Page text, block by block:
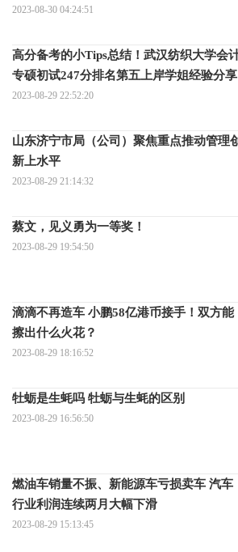
2023-08-30 04:24:51
高分备考的小Tips总结！武汉纺织大学会
专硕初试247分排名第五上岸学姐经验分享
2023-08-29 22:52:20
山东济宁市局（公司）聚焦重点推动管理
新上水平
2023-08-29 21:14:32
蔡文，见义勇为一等奖！
2023-08-29 19:54:50
滴滴不再造车 小鹏58亿港币接手！双方能
擦出什么火花？
2023-08-29 18:16:52
牡蛎是生蚝吗 牡蛎与生蚝的区别
2023-08-29 16:56:50
燃油车销量不振、新能源车亏损卖车 汽车
行业利润连续两月大幅下滑
2023-08-29 15:13:45